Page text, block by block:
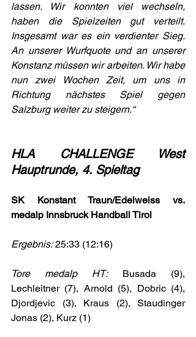
lassen. Wir konnten viel wechseln,
haben die Spielzeiten gut verteilt.
Insgesamt war es ein verdienter Sieg.
An unserer Wurfquote und an unserer
Konstanz müssen wir arbeiten. Wir habe
nun zwei Wochen Zeit, um uns in
Richtung nächstes Spiel gegen
Salzburg weiter zu steigern.“
HLA CHALLENGE West
Hauptrunde, 4. Spieltag
SK Konstant Traun/Edelweiss vs.
medalp Innsbruck Handball Tirol
Ergebnis: 25:33 (12:16)
Tore medalp HT:
Busada (9),
Lechleitner (7), Arnold (5), Dobric (4),
Djordjevic (3), Kraus (2), Staudinger
Jonas (2), Kurz (1)